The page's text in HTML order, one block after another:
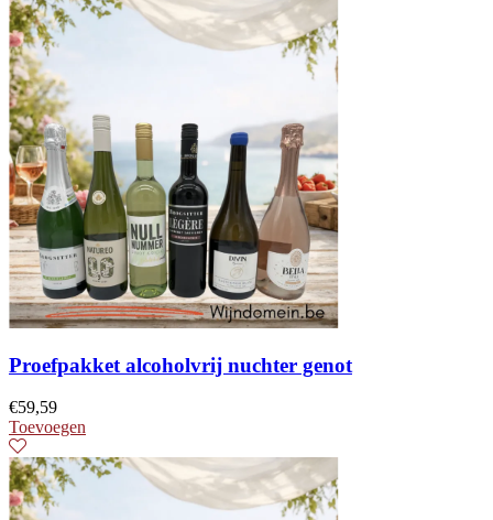
Proefpakket alcoholvrij nuchter genot
€59,59
Toevoegen